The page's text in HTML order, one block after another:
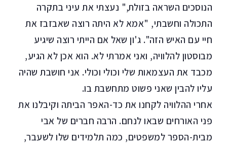
הנוסכים השראה בזולת," נעצתי את עיני בתקרה
התכולה וחשבתי, "אמא לא היתה רוצה שאבזבז את
חיי עם האיש הזה". ג'ון שאל אם הייתי רוצה שיגיע
מבוסטון להלוויה, ואני אמרתי לא. הוא אכן לא הגיע,
מכבד את העצמאות שלי וכולי וכולי. אני חושבת שהיה
עליו להבין שאני פשוט מתחשבת בו.
אחרי ההלוויה לקחנו את כד-האפר הביתה וקיבלנו את
פני האורחים שבאו לנחם. הרבה חברים של אבי
מבית-הספר למשפטים, כמה תלמידים שלו לשעבר,